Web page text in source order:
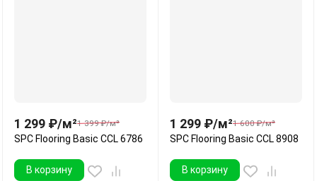
1 299 ₽/м²1 399 ₽/м²
SPC Flooring Basic CCL 6786
В корзину
1 299 ₽/м²1 600 ₽/м²
SPC Flooring Basic CCL 8908
В корзину